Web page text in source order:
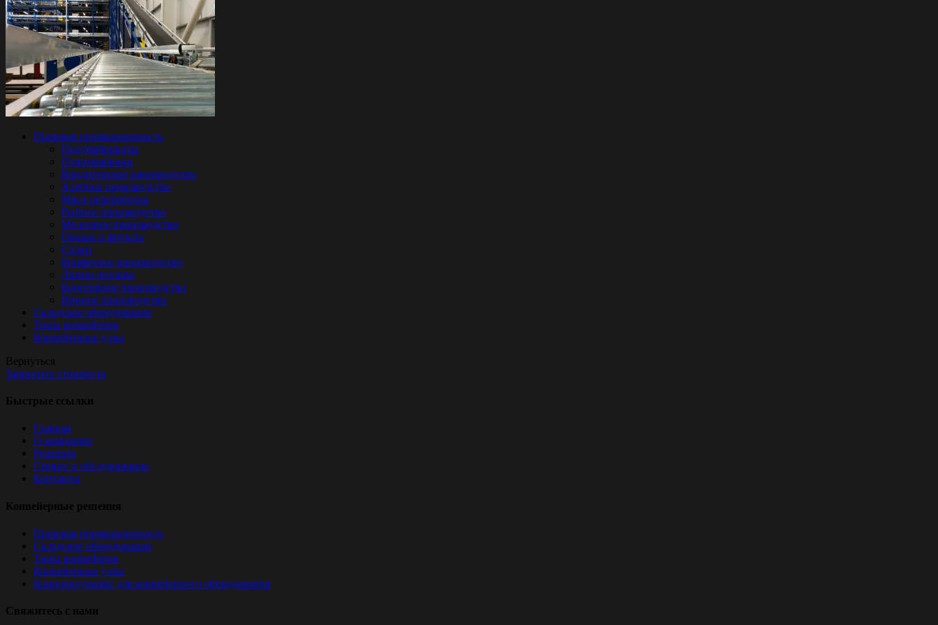
Пищевая промышленность
Полуфабрикаты
Птицефабрики
Кондитерское производство
Хлебное производство
Мясо-переработка
Рыбное производство
Молочное производство
Овощи и фрукты
Снэки
Конфетное производство
Линии розлива
Консервное производство
Винное производство
Складское оборудование
Типы конвейеров
Конвейерные узлы
Вернуться
Запросить стоимость
Быстрые ссылки
Главная
О компании
Решения
Сервис и обслуживание
Контакты
Конвейерные решения
Пищевая промышленность
Складское оборудование
Типы конвейеров
Конвейерные узлы
Комплектующие для конвейерного оборудования
Свяжитесь с нами